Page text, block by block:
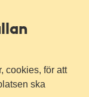
cookies, för att
ska